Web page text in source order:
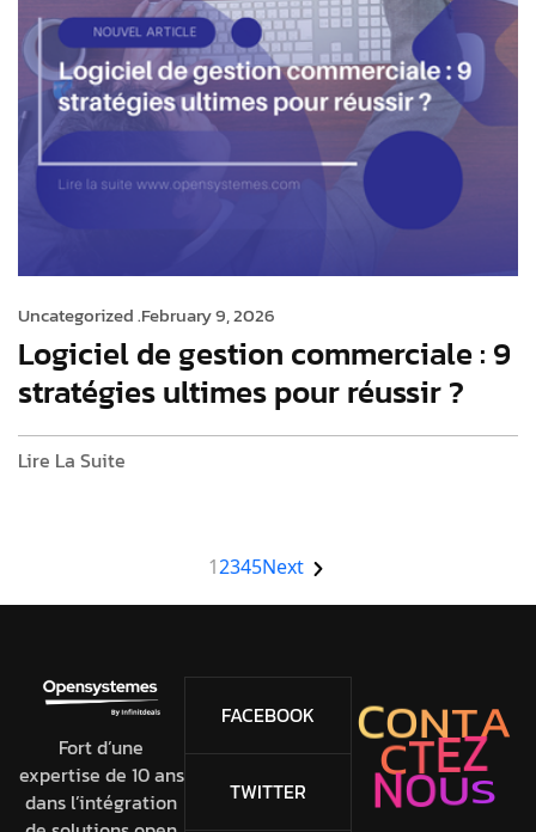
Uncategorized .February 9, 2026
Logiciel de gestion commerciale : 9
stratégies ultimes pour réussir ?
Lire La Suite
12345Next
Fort d’une
expertise de 10 ans
dans l’intégration
FACEBOOK
TWITTER
CONTA
CTEZ
NOUS